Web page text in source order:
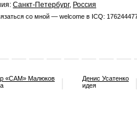
Санкт-Петербург, Россия
со мной — welcome в ICQ:
«САМ» Малюков
Денис Усатенко
идея